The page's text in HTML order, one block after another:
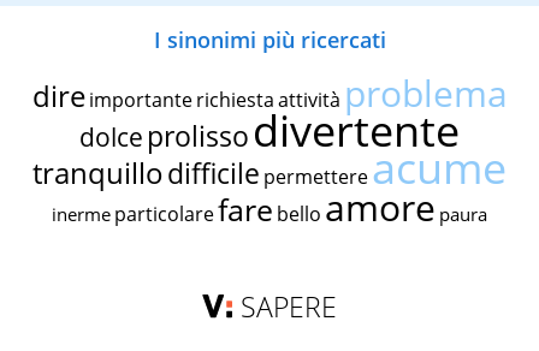
I sinonimi più ricercati
dire importante richiestaattività problema
dolce prolissodivertente
tranquillodifficile permettereacume
inerme particolarefare bello amore paura
SAPERE